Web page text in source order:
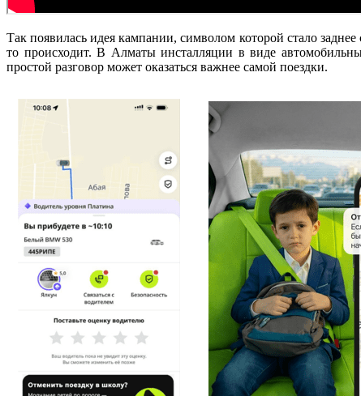
Так появилась идея кампании, символом которой стало
то происходит. В Алматы инсталляции в виде
простой разговор может оказаться важнее самой поездки.